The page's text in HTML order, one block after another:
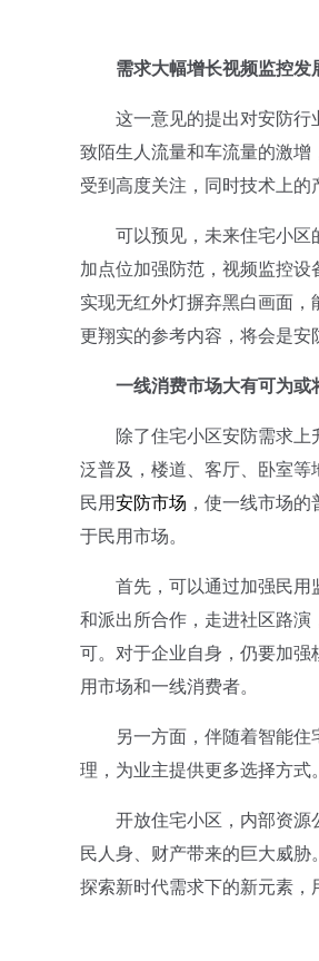
需求大幅增长视频监控发
这一意见的提出对安防行
致陌生人流量和车流量的激
受到高度关注，同时技术上的
可以预见，未来住宅小区
加点位加强防范，视频监控
实现无红外灯摒弃黑白画面
更翔实的参考内容，将会是安
一线消费市场大有可为或
除了住宅小区安防需求上
泛普及，楼道、客厅、卧室
民用安防市场 ，使一线市场
于民用市场。
首先，可以通过加强民用
和派出所合作，走进社区路
可。对于企业自身，仍要加
用市场和一线消费者。
另一方面，伴随着智能住
理，为业主提供更多选择方式
开放住宅小区，内部资源
民人身、财产带来的巨大威
探索新时代需求下的新元素，